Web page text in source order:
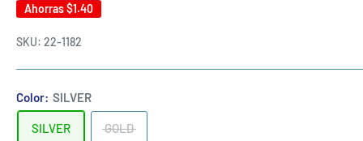
Ahorras$1.40
SKU: 22-1182
Color: SILVER
SILVER GOLD